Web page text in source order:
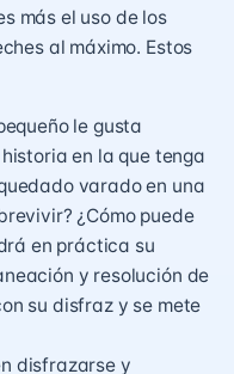
más el uso de los
al máximo. Estos
le gusta
en la que tenga
varado en una
¿Cómo puede
en práctica su
y resolución de
su disfraz y se mete
disfrazarse y